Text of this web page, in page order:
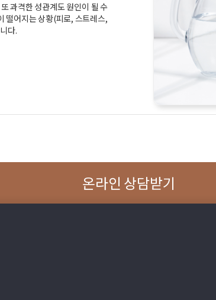
과격한 성관계도 원인이 될 수
떨어지는 상황(피로, 스트레스,
다.
온라인 상담받기